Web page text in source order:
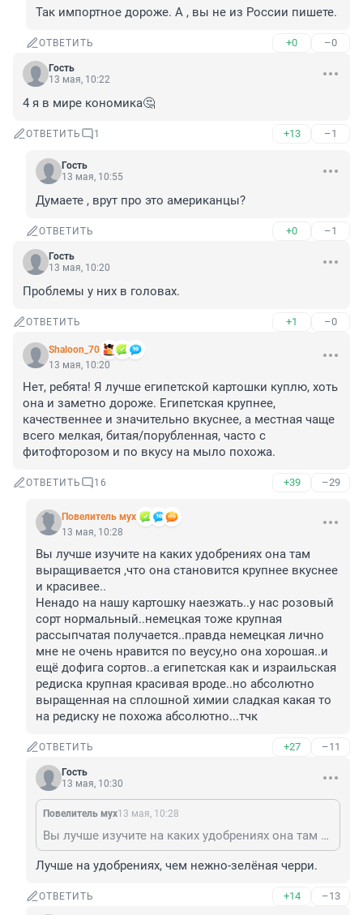
Так импортное дороже. А , вы не из России пишете.
ОТВЕТИТЬ +0 –0
Гость
13 мая, 10:22
4 я в мире кономика🤔
ОТВЕТИТЬ 1 +13 –1
Гость
13 мая, 10:55
Думаете , врут про это американцы?
ОТВЕТИТЬ +0 –1
Гость
13 мая, 10:20
Проблемы у них в головах.
ОТВЕТИТЬ +1 –0
Shaloon_70
13 мая, 10:20
Нет, ребята! Я лучше египетской картошки куплю, хоть
она и заметно дороже. Египетская крупнее,
качественнее и значительно вкуснее, а местная чаще
всего мелкая, битая/порубленная, часто с
фитофторозом и по вкусу на мыло похожа.
ОТВЕТИТЬ 16 +39 –29
Повелитель мух
13 мая, 10:28
Вы лучше изучите на каких удобрениях она там
выращивается ,что она становится крупнее вкуснее
и красивее..
Ненадо на нашу картошку наезжать..у нас розовый
сорт нормальный..немецкая тоже крупная
рассыпчатая получается..правда немецкая лично
мне не очень нравится по веусу,но она хорошая..и
ещё дофига сортов..а египетская как и израильская
редиска крупная красивая вроде..но абсолютно
выращенная на сплошной химии сладкая какая то
на редиску не похожа абсолютно...тчк
ОТВЕТИТЬ +27 –11
Гость
13 мая, 10:30
Повелитель мух13 мая, 10:28
Вы лучше изучите на каких удобрениях она там выращивается ,что она становится крупнее вкуснее и красивее.. Ненадо на нашу картошку наезжать..у нас розовый сорт нормальный..немецкая тоже крупная рассыпчатая получается..правда немецкая лично мне не очень нравится по веусу,но она хорошая..и ещё дофига сортов..а египетская как и израильская редиска крупная красивая вроде..но абсолютно выращенная на сплошной химии сладкая какая то на редиску не похожа абсолютно...тчк
Лучше на удобрениях, чем нежно-зелёная черри.
ОТВЕТИТЬ +14 –13